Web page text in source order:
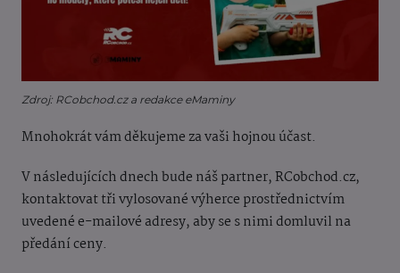
Zdroj: RCobchod.cz a redakce eMaminy
Mnohokrát vám děkujeme za vaši hojnou účast.
V následujících dnech bude náš partner, RCobchod.cz,
kontaktovat tři vylosované výherce prostřednictvím
uvedené e-mailové adresy, aby se s nimi domluvil na
předání ceny.